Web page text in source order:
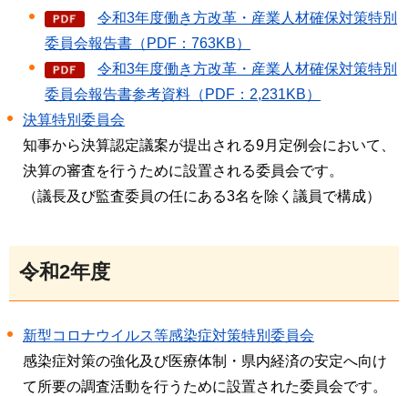
令和3年度働き方改革・産業人材確保対策特別
委員会報告書（PDF：763KB）
令和3年度働き方改革・産業人材確保対策特別
委員会報告書参考資料（PDF：2,231KB）
決算特別委員会
知事から決算認定議案が提出される9月定例会において、
決算の審査を行うために設置される委員会です。
（議長及び監査委員の任にある3名を除く議員で構成）
令和2年度
新型コロナウイルス等感染症対策特別委員会
感染症対策の強化及び医療体制・県内経済の安定へ向け
て所要の調査活動を行うために設置された委員会です。